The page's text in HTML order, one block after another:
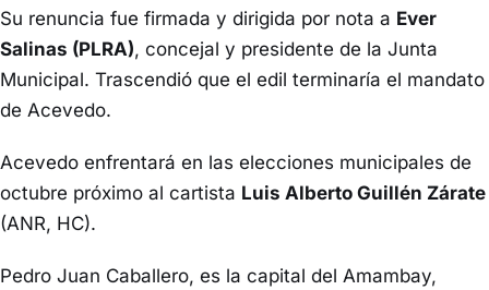
Su renuncia fue firmada y dirigida por nota a Ever
Salinas (PLRA), concejal y presidente de la Junta
Municipal. Trascendió que el edil terminaría el mandato
de Acevedo.
Acevedo enfrentará en las elecciones municipales de
octubre próximo al cartista Luis Alberto Guillén Zárate
(ANR, HC).
Pedro Juan Caballero, es la capital del Amambay,